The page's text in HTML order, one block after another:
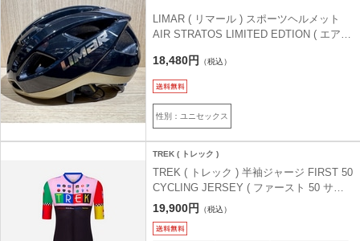
LIMAR ( リマール ) スポーツヘルメット
AIR STRATOS LIMITED EDTION ( エアー
キスブラックゴールド M ( 53-57cm )
18,480円 （税込）
性別：ユニセックス
TREK ( トレック )
TREK ( トレック ) 半袖ジャージ FIRST 50
CYCLING JERSEY ( ファースト 50 サイ
クリングジャージ ) ブラック/ライトピンク
19,900円 （税込）